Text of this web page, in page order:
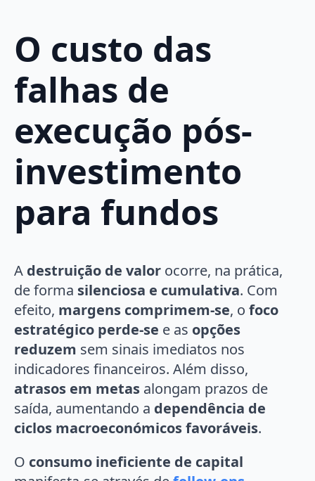
O custo das
falhas de
execução pós-
investimento
para fundos
A destruição de valor ocorre, na prática,
de forma silenciosa e cumulativa. Com
efeito, margens comprimem-se, o foco
estratégico perde-se e as opções
reduzem sem sinais imediatos nos
indicadores financeiros. Além disso,
atrasos em metas alongam prazos de
saída, aumentando a dependência de
ciclos macroeconómicos favoráveis.
O consumo ineficiente de capital